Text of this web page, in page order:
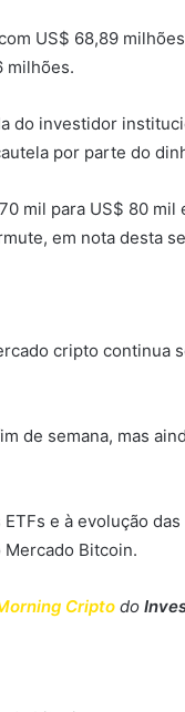
US$ 68,89
milhões.
do investidor
por parte do
mil para US$ 80 mil
em nota desta
cripto continua
de semana, mas
e à evolução
Mercado Bitcoin.
Cripto do